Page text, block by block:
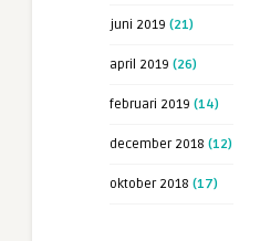
juni 2019 (21)
april 2019 (26)
februari 2019 (14)
december 2018 (12)
oktober 2018 (17)